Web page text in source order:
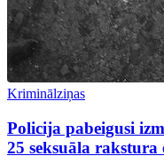
Kriminālziņas
Policija pabeigusi
25 seksuāla rakstura